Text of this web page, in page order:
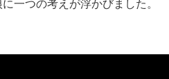
一つの考えが浮かびました。